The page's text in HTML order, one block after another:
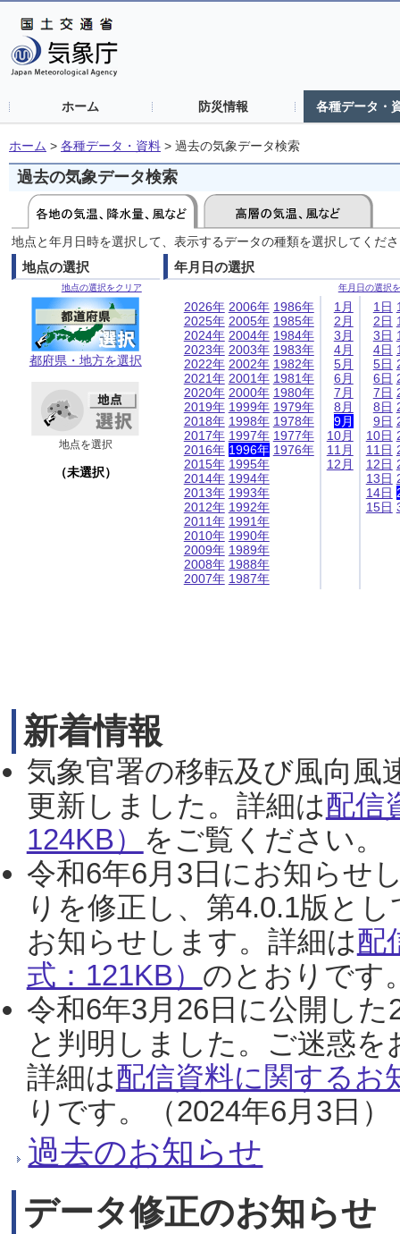
ホーム 防災情報 各種データ・
ホーム > 各種データ・資料 > 過去の気象データ検索
過去の気象データ検索
地点と年月日時を選択して、表示するデータの種類を選択してくだ
地点の選択
地点の選択をクリア
都府県・地方を選択
地点を選択
（未選択）
年月日の選択
年月日の選択
2026年
2025年
2024年
2023年
2022年
2021年
2020年
2019年
2018年
2017年
2016年
2015年
2014年
2013年
2012年
2011年
2010年
2009年
2008年
2007年
2006年
2005年
2004年
2003年
2002年
2001年
2000年
1999年
1998年
1997年
1996年
1995年
1994年
1993年
1992年
1991年
1990年
1989年
1988年
1987年
1986年
1985年
1984年
1983年
1982年
1981年
1980年
1979年
1978年
1977年
1976年
1月
2月
3月
4月
5月
6月
7月
8月
9月
10月
11月
12月
1日
2日
3日
4日
5日
6日
7日
8日
9日
10日
11日
12日
13日
14日
15日
新着情報
気象官署の移転及び風向風
更新しました。詳細は配信
124KB） をご覧ください。
令和6年6月3日にお知らせ
りを修正し、第4.0.1版と
お知らせします。詳細は配
式：121KB） のとおりです
令和6年3月26日に公開し
と判明しました。ご迷惑
詳細は配信資料に関するお
りです。（2024年6月3日）
過去のお知らせ
データ修正のお知らせ